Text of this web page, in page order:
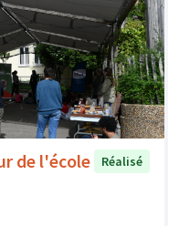
de l'école
Réalisé